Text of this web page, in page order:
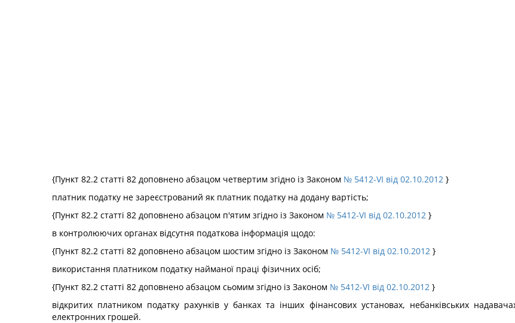
{Пункт 82.2 статті 82 доповнено абзацом четвертим згідно із Законом № 5412-VI від 02.10.2012 }
платник податку не зареєстрований як платник податку на додану вартість;
{Пункт 82.2 статті 82 доповнено абзацом п'ятим згідно із Законом № 5412-VI від 02.10.2012 }
в контролюючих органах відсутня податкова інформація щодо:
{Пункт 82.2 статті 82 доповнено абзацом шостим згідно із Законом № 5412-VI від 02.10.2012 }
використання платником податку найманої праці фізичних осіб;
{Пункт 82.2 статті 82 доповнено абзацом сьомим згідно із Законом № 5412-VI від 02.10.2012 }
відкритих платником податку рахунків у банках та інших фінансових установах, небанківських
електронних грошей.